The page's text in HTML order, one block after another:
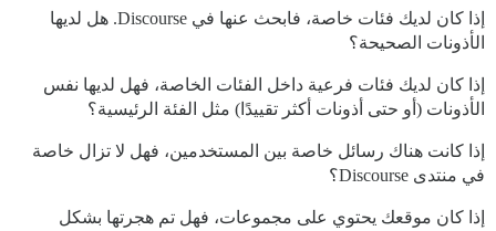
إذا كان لديك فئات خاصة، فابحث عنها في Discourse. هل لديها
الأذونات الصحيحة؟
إذا كان لديك فئات فرعية داخل الفئات الخاصة، فهل لديها نفس
الأذونات (أو حتى أذونات أكثر تقييدًا) مثل الفئة الرئيسية؟
إذا كانت هناك رسائل خاصة بين المستخدمين، فهل لا تزال خاصة
في منتدى Discourse؟
إذا كان موقعك يحتوي على مجموعات، فهل تم هجرتها بشكل